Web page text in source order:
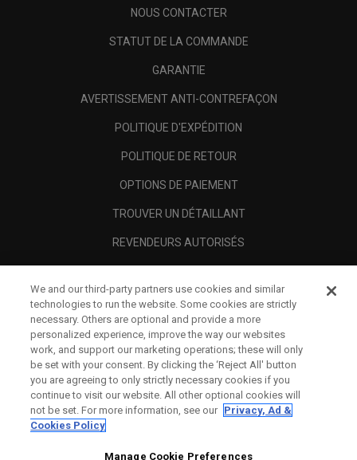
NOUS CONTACTER
STATUT DE LA COMMANDE
GARANTIE
AVERTISSEMENT ANTI-CONTREFAÇON
POLITIQUE D'EXPÉDITION
POLITIQUE DE RETOUR
OPTIONS DE PAIEMENT
TROUVER UN DÉTAILLANT
REVENDEURS AUTORISÉS
A PROPOS
MENTIONS LÉGALES
We and our third-party partners use cookies and similar
technologies to run the website. Some cookies are strictly
necessary. Others are optional and provide a more
personalized experience, improve the way our websites
work, and support our marketing operations; these will only
be set with your consent. By clicking the ‘Reject All' button
you are agreeing to only strictly necessary cookies if you
continue to visit our website. All other optional cookies will
not be set. For more information, see our Privacy, Ad &
Cookies Policy
Manage Cookie Preferences